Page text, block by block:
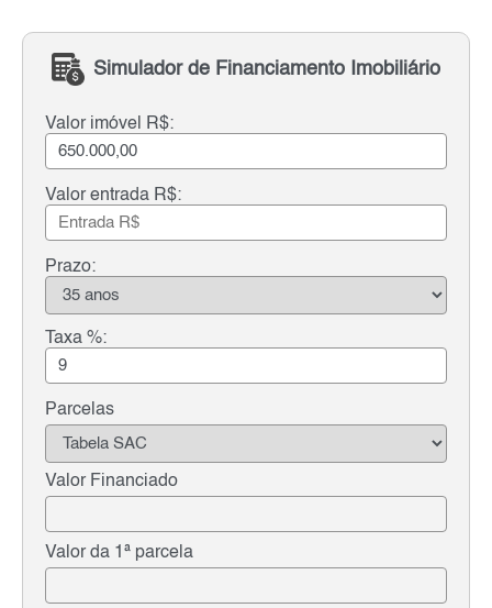
Simulador de Financiamento Imobiliário
Valor imóvel R$:
Valor entrada R$:
Prazo:
Taxa %:
Parcelas
Valor Financiado
Valor da 1ª parcela